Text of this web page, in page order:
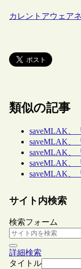
カレントアウェア
類似の記事
saveMLAK、
saveMLAK、
saveMLAK、
saveMLAK、
saveMLAK、
サイト内検索
検索フォーム
詳細検索
タイトル